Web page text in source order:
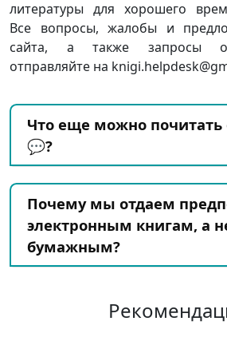
литературы для хорошего
Все вопросы, жалобы и
сайта, а также запросы о
отправляйте на
Что еще можно почитать
💬?
Почему мы отдаем
электронным книгам, а
бумажным?